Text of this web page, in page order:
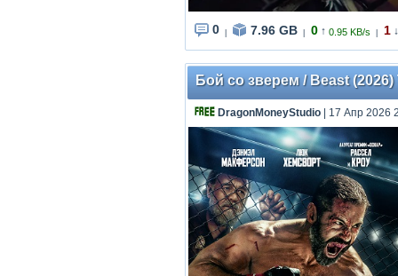
0 7.96 GB 0 ↑ 0.95 KB/s 1 ↓
Бой со зверем / Beast
DragonMoneyStudio | 17 Апр 2026